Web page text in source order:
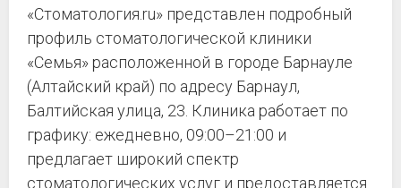
«Стоматология.ru» представлен подробный
профиль стоматологической клиники
«Семья» расположенной в городе Барнауле
(Алтайский край) по адресу Барнаул,
Балтийская улица, 23. Клиника работает по
графику: ежедневно, 09:00–21:00 и
предлагает широкий спектр
стоматологических услуг и предоставляется